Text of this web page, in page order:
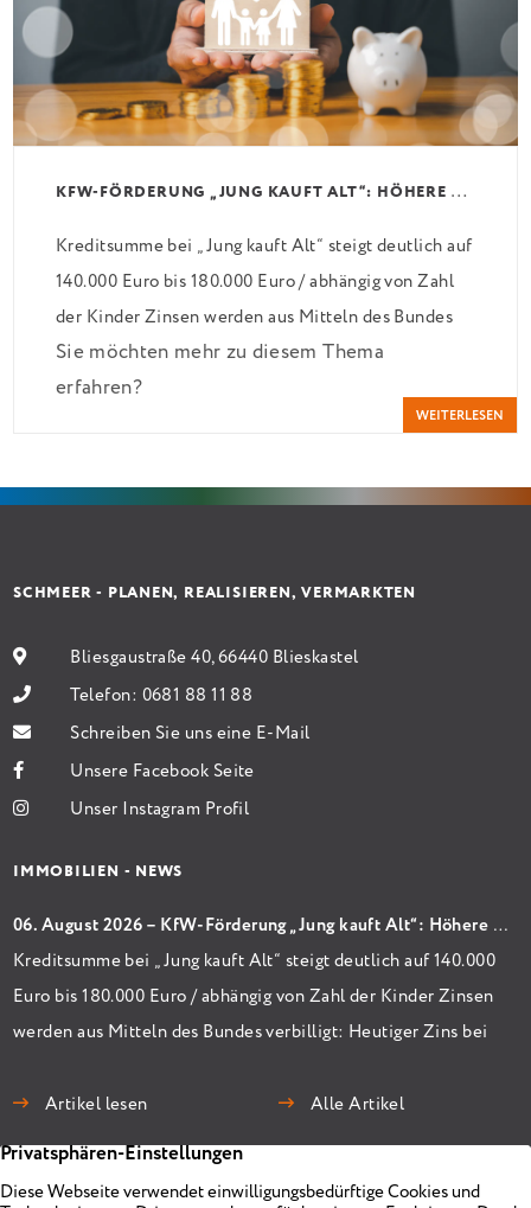
K
FW-FÖRDERUNG „JUNG KAUFT ALT“: HÖHERE KREDITE AB AUGUST 2026
Kreditsumme bei „Jung kauft Alt“ steigt deutlich auf
140.000 Euro bis 180.000 Euro / abhängig von Zahl
der Kinder Zinsen werden aus Mitteln des Bundes
verbilligt: Heutiger Zins bei 0,53 Prozent effektiv
bei 35 Jahren Laufzeit und 10 Jahren Zinsbindung
Antragstellende verpflichten sich zu energetischer
Sanierung in Einzelmaßnahmen […]
Sie möchten mehr zu diesem Thema
erfahren?
WEITERLESEN
SCHMEER - PLANEN, REALISIEREN, VERMARKTEN
Bliesgaustraße 40, 66440 Blieskastel
Telefon: 0681 88 11 88
Schreiben Sie uns eine E-Mail
Unsere Facebook Seite
Unser Instagram Profil
IMMOBILIEN - NEWS
06. August 2026 – KfW-Förderung „Jung kauft Alt“: Höhere Kredite ab August 2026
Kreditsumme bei „Jung kauft Alt“ steigt deutlich auf 140.000
Euro bis 180.000 Euro / abhängig von Zahl der Kinder Zinsen
werden aus Mitteln des Bundes verbilligt: Heutiger Zins bei
Zinsbindung Antragstellende verpflichten sich zu
energetischer Sanierung binnen 54 Monaten nach
Artikel lesen Alle Artikel